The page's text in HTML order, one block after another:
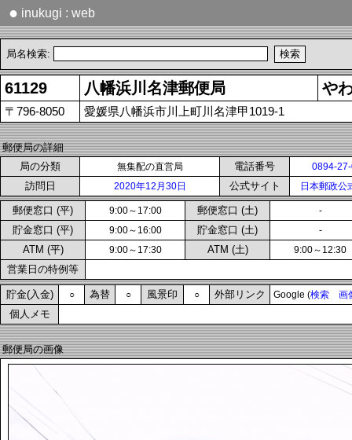
● inukugi : web
局名検索:
61129 八幡浜川名津郵便局 や
〒796-8050 愛媛県八幡浜市川上町川名津甲1019-1
郵便局の詳細
局の分類
無集配の直営局 電話番号 0894-
訪問日 2020年12月30日 公式サイト 日本郵政公
郵便窓口 (平) 9:00～17:00 郵便窓口 (土) -
貯金窓口 (平) 9:00～16:00 貯金窓口 (土) -
ATM (平) 9:00～17:30 ATM (土) 9:00～12:30
営業日の特例等
貯金(入金) ○ 為替 ○ 風景印 ○ 外部リンク Google (検索 画
個人メモ
郵便局の画像